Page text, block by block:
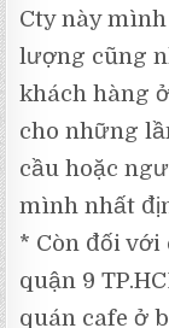
Cty này
lượng cũng
khách hàng
cho những
cầu hoặc
mình nhất
* Còn đối với
quận 9
quán cafe ở